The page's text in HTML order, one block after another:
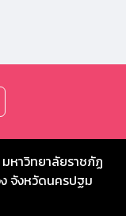
หาวิทยาลัยราชภัฏ
จังหวัดนครปฐม